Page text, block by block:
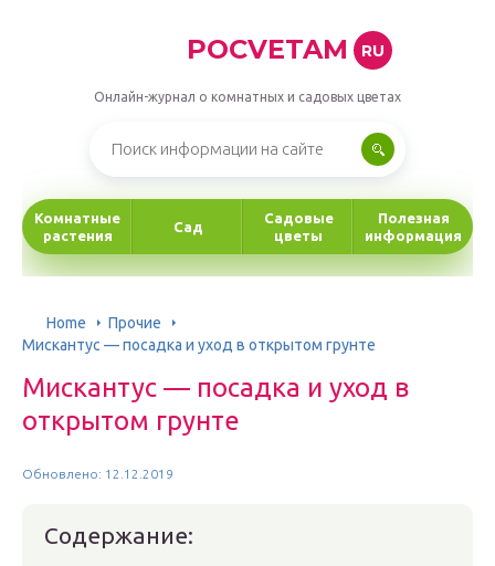
POCVETAM RU
Онлайн-журнал о комнатных и садовых цветах
Комнатные
растения
Сад
Садовые
цветы
Полезная
информация
Home
Прочие
Мискантус — посадка и уход в открытом грунте
Мискантус — посадка и уход в
открытом грунте
Обновлено: 12.12.2019
Содержание: